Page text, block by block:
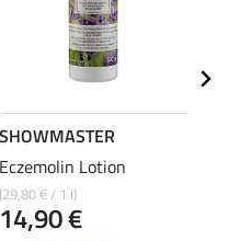
SHOWMASTER
Eczemolin Lotion
(29,80 € / 1 l)
14,90 €